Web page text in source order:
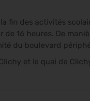
fin des activités
16 heures. De
du boulevard
et le quai de